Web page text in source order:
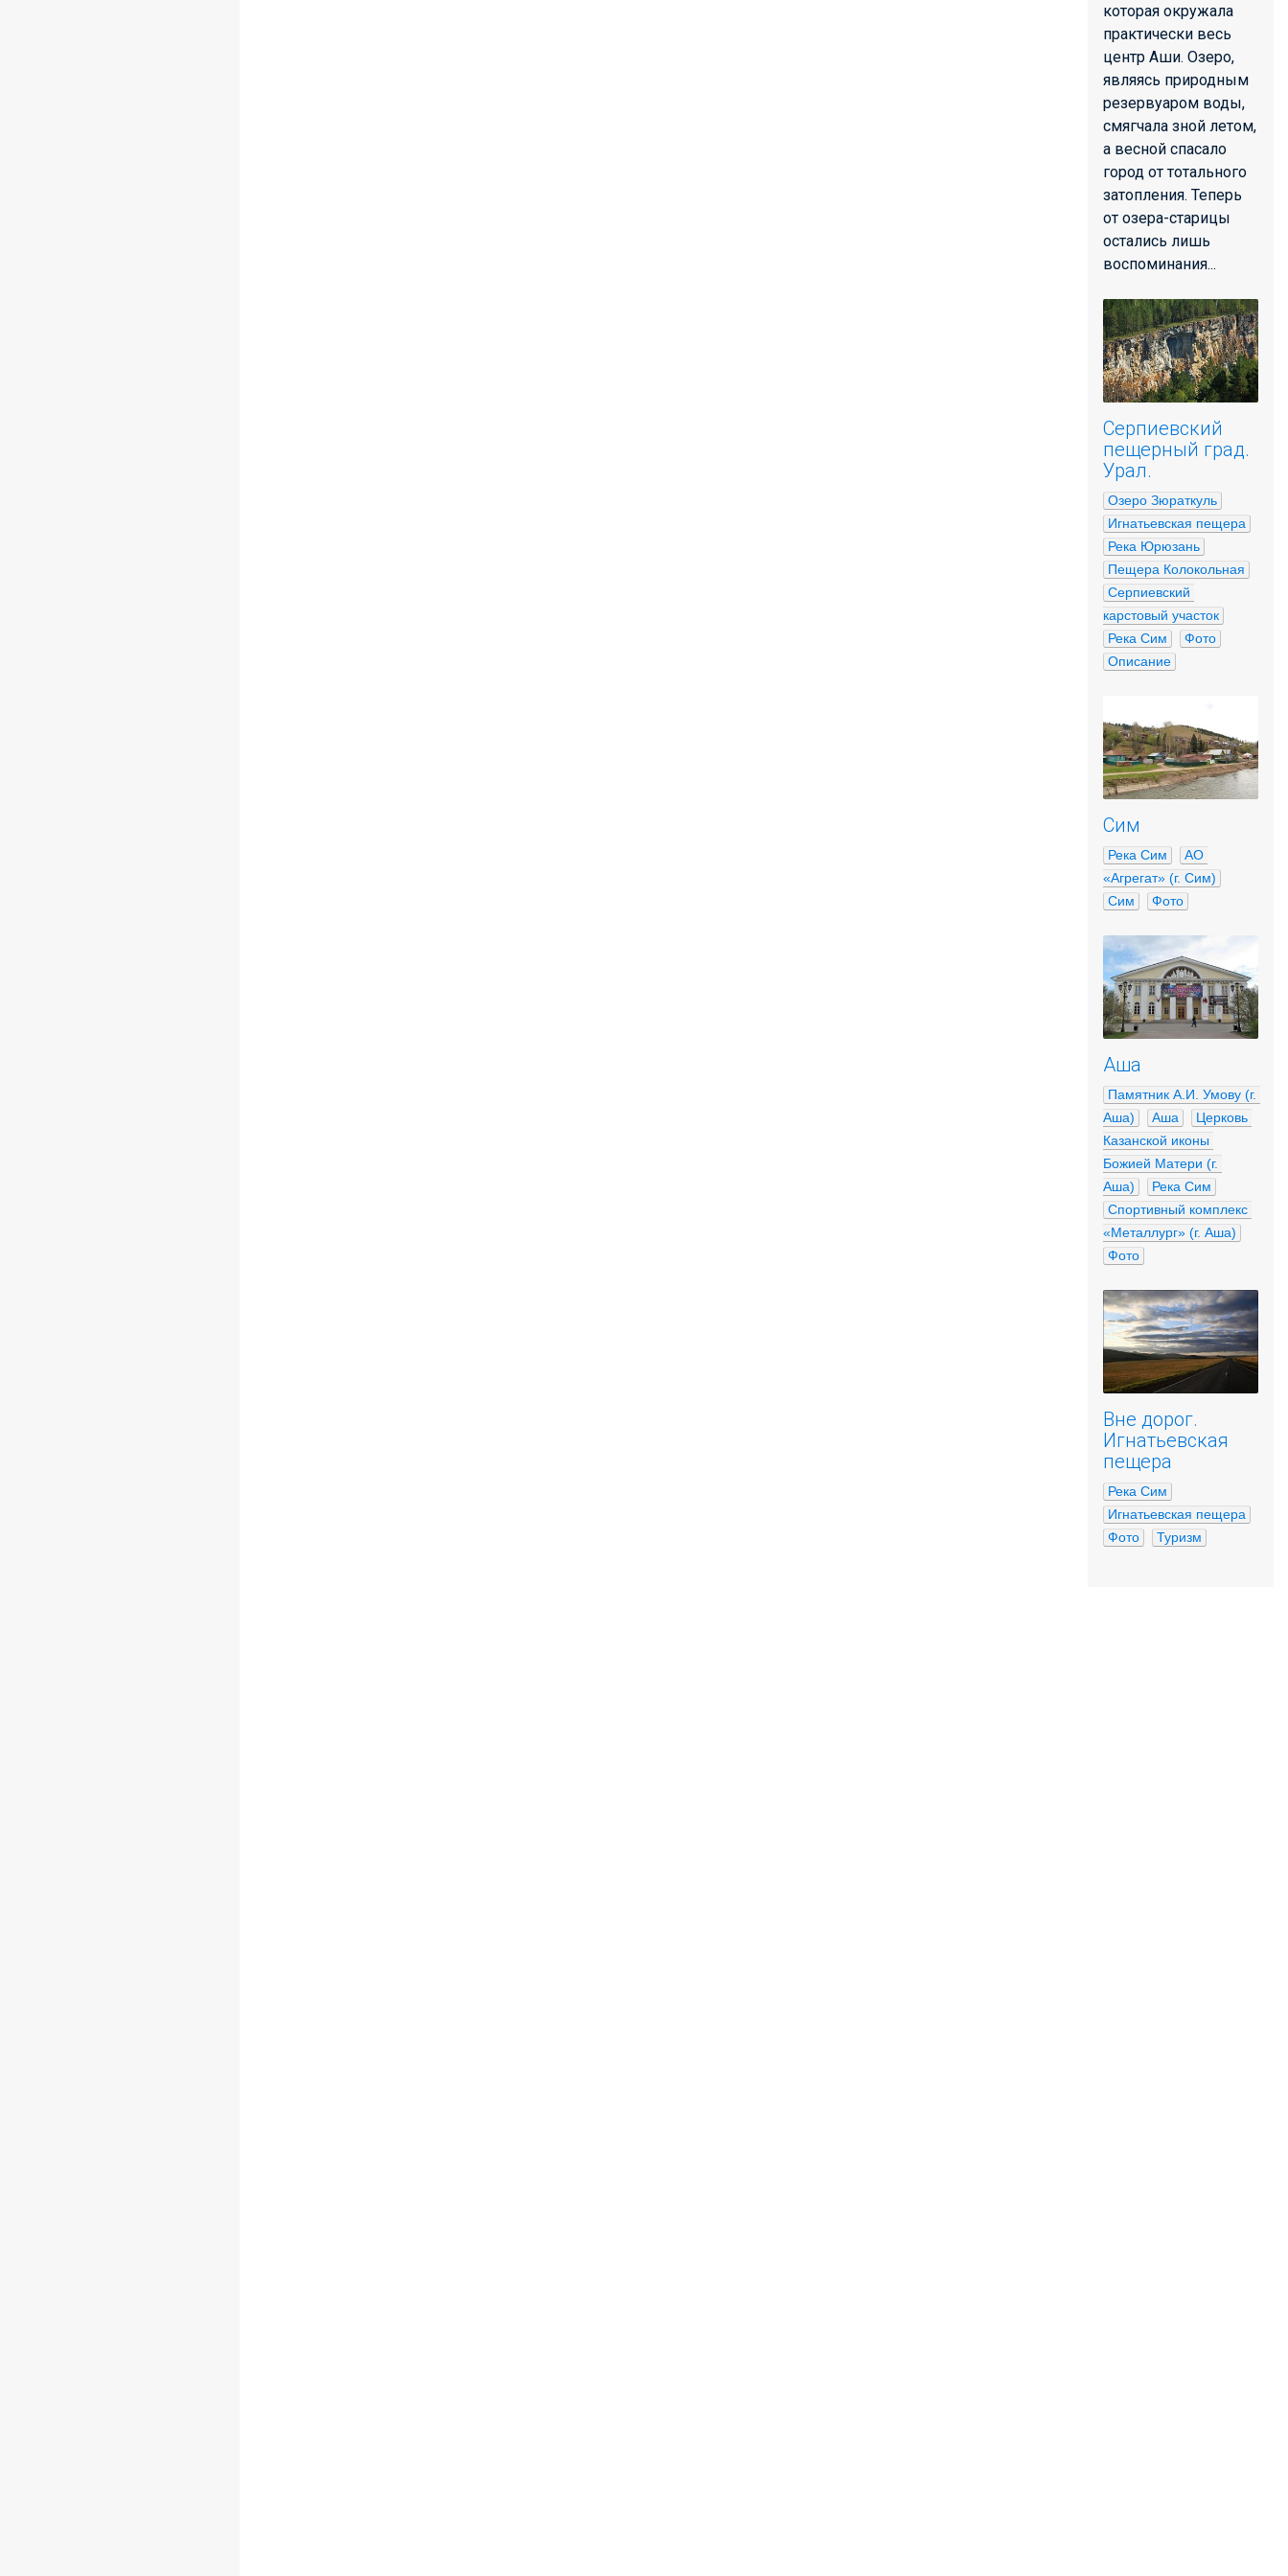
которая окружала
практически весь
центр Аши. Озеро,
являясь природным
резервуаром воды,
смягчала зной летом,
а весной спасало
город от тотального
затопления. Теперь
от озера-старицы
остались лишь
воспоминания...
Серпиевский
пещерный град.
Урал.
Озеро Зюраткуль
Игнатьевская пещера
Река Юрюзань
Пещера Колокольная
Серпиевский
карстовый участок
Река Сим
Фото
Описание
Сим
Река Сим
АО
«Агрегат» (г. Сим)
Сим
Фото
Аша
Памятник А.И. Умову (г.
Аша)
Аша
Церковь
Казанской иконы
Божией Матери (г.
Аша)
Река Сим
Спортивный комплекс
«Металлург» (г. Аша)
Фото
Вне дорог.
Игнатьевская
пещера
Река Сим
Игнатьевская пещера
Фото
Туризм